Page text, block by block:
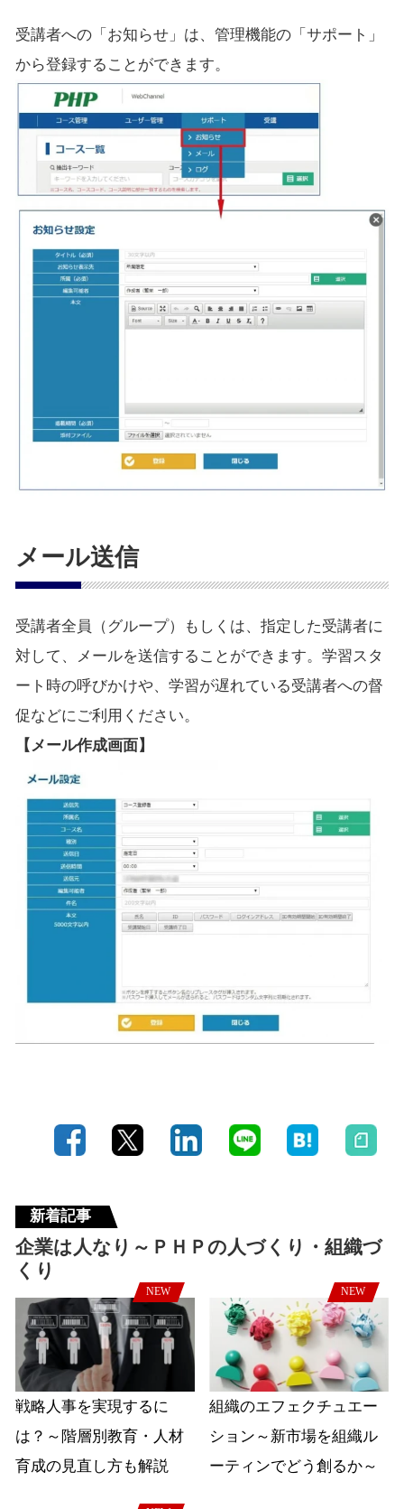
受講者への「お知らせ」は、管理機能の「サポート」
から登録することができます。
メール送信
受講者全員（グループ）もしくは、指定した受講者に
対して、メールを送信することができます。学習スタ
ート時の呼びかけや、学習が遅れている受講者への督
促などにご利用ください。
【メール作成画面】
新着記事
企業は人なり～ＰＨＰの人づくり・組織づ
くり
NEW
戦略人事を実現するに
は？～階層別教育・人材
育成の見直し方も解説
NEW
組織のエフェクチュエー
ション～新市場を組織ル
ーティンでどう創るか～